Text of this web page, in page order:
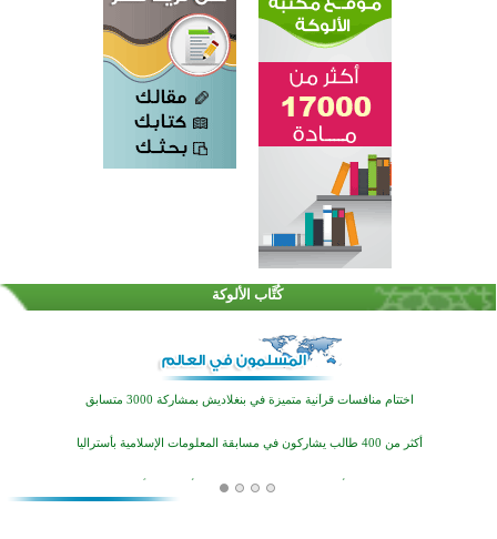
كُتَّاب الألوكة
اختتام الدورة التاسعة لمسابقة حفظ وتلاوة القرآن الكريم في أزناكاييف
تيسليتش تختتم برنامجا تعليميا لتعزيز القيم وبناء الشخصية للشباب المسلمين
اختتام منافسات قرآنية متميزة في بنغلاديش بمشاركة 3000 متسابق
أكثر من 400 طالب يشاركون في مسابقة المعلومات الإسلامية بأستراليا
افتتاح تاريخي لأول مسجد في بلييفليا بالجبل الأسود منذ أكثر من قرن